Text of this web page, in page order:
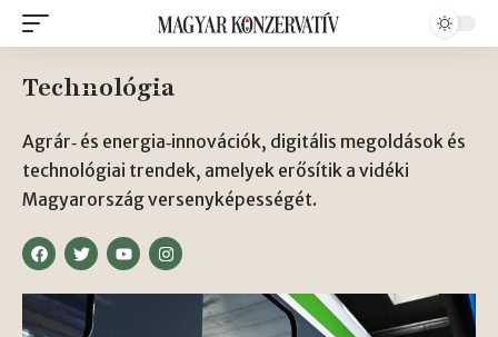
Technológia
Agrár‑ és energia‑innovációk, digitális megoldások és
technológiai trendek, amelyek erősítik a vidéki
Magyarország versenyképességét.